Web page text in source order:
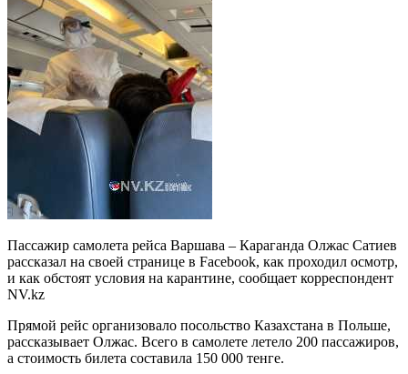
Пассажир самолета рейса Варшава – Караганда Олжас Сатиев
рассказал на своей странице в Facebook, как проходил осмотр,
и как обстоят условия на карантине, сообщает корреспондент
NV.kz
Прямой рейс организовало посольство Казахстана в Польше,
рассказывает Олжас. Всего в самолете летело 200 пассажиров,
а стоимость билета составила 150 000 тенге.